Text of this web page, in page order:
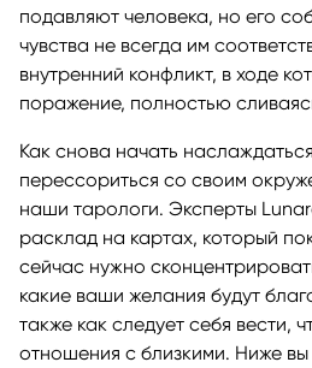
подавляют человека, но его
чувства не всегда им
внутренний конфликт, в ходе
поражение, полностью
Как снова начать
перессориться со своим
наши тарологи. Эксперты
расклад на картах, который
сейчас нужно
какие ваши желания будут
также как следует себя вести,
отношения с близкими. Ниже вы